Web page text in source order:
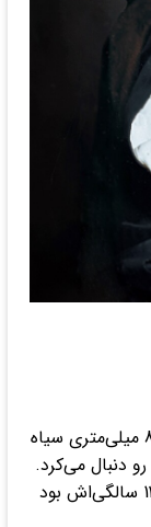
تیم در کودکی در حیاط خانه‌شان روی فیلم‌های 8 میلی‌متری سیاه